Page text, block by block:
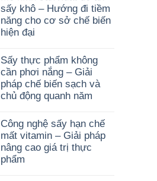
sấy khô – Hướng đi tiềm
năng cho cơ sở chế biến
hiện đại
Sấy thực phẩm không
cần phơi nắng – Giải
pháp chế biến sạch và
chủ động quanh năm
Công nghệ sấy hạn chế
mất vitamin – Giải pháp
nâng cao giá trị thực
phẩm